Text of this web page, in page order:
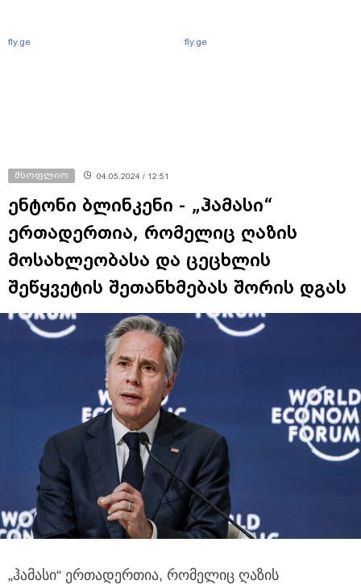
fly.ge fly.ge
მსოფლიო 04.05.2024 / 12:51
ენტონი ბლინკენი - „ჰამასი“
ერთადერთია, რომელიც ღაზის
მოსახლეობასა და ცეცხლის
შეწყვეტის შეთანხმებას შორის დგას
„ჰამასი“ ერთადერთია, რომელიც ღაზის